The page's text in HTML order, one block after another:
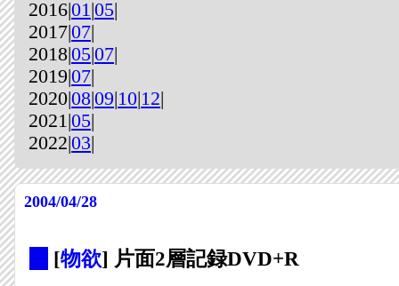
2016|01|05|
2017|07|
2018|05|07|
2019|07|
2020|08|09|10|12|
2021|05|
2022|03|
2004/04/28
[物欲] 片面2層記録DVD+R